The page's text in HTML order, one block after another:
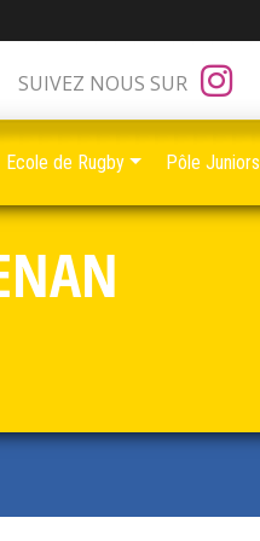
SUIVEZ NOUS SUR
Ecole de Rugby Pôle Juniors